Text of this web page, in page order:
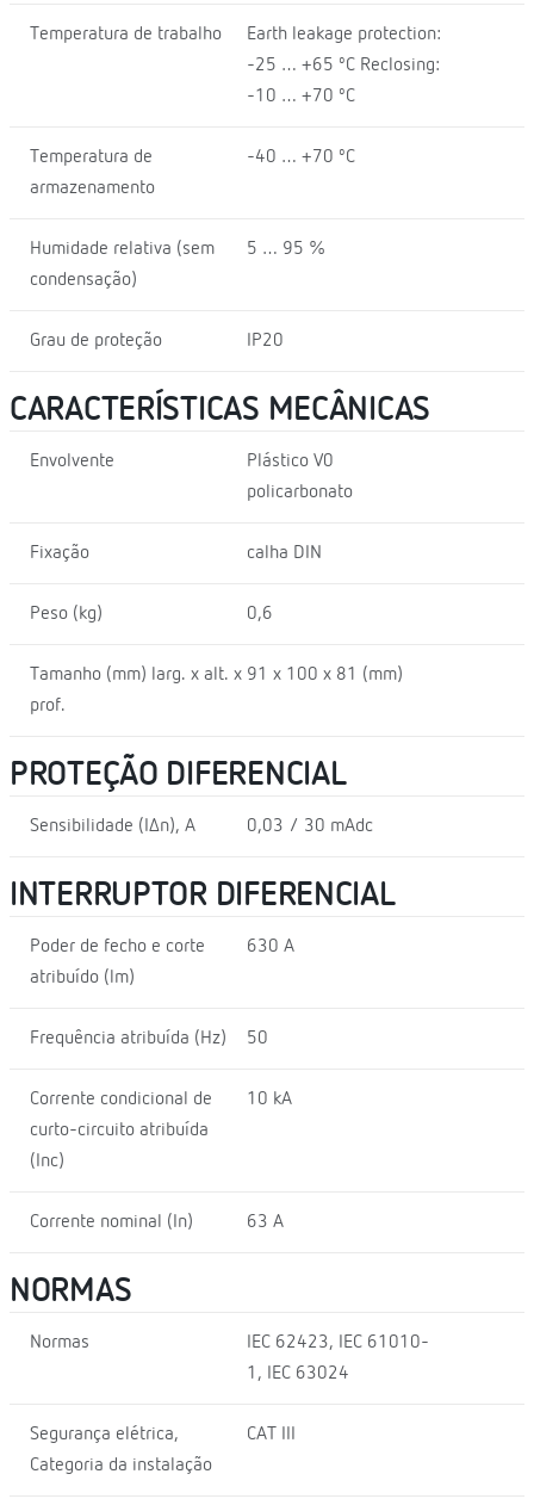
Temperatura de trabalho
Earth leakage protection:
-25 … +65 ºC Reclosing:
-10 … +70 ºC
Temperatura de
armazenamento
-40 … +70 ºC
Humidade relativa (sem
condensação)
5 … 95 %
Grau de proteção IP20
CARACTERÍSTICAS MECÂNICAS
Envolvente
Plástico V0
policarbonato
Fixação calha DIN
Peso (kg) 0,6
Tamanho (mm) larg. x alt. x
prof.
91 x 100 x 81 (mm)
PROTEÇÃO DIFERENCIAL
Sensibilidade (I∆n), A 0,03 / 30 mAdc
INTERRUPTOR DIFERENCIAL
Poder de fecho e corte
atribuído (lm)
630 A
Frequência atribuída (Hz) 50
Corrente condicional de
curto-circuito atribuída
(Inc)
10 kA
Corrente nominal (In) 63 A
NORMAS
Normas
IEC 62423, IEC 61010-
1, IEC 63024
Segurança elétrica,
Categoria da instalação
CAT III